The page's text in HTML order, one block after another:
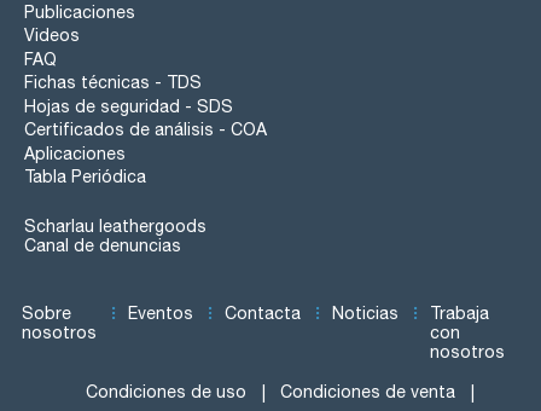
Publicaciones
Videos
FAQ
Fichas técnicas - TDS
Hojas de seguridad - SDS
Certificados de análisis - COA
Aplicaciones
Tabla Periódica
Scharlau leathergoods
Canal de denuncias
Sobre
nosotros
Eventos Contacta Noticias
Trabaja
con
nosotros
Condiciones de uso Condiciones de venta